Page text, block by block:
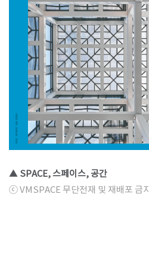
▲ SPACE, 스페이스, 공간
ⓒ VMSPACE 무단전재 및 재배포 금지